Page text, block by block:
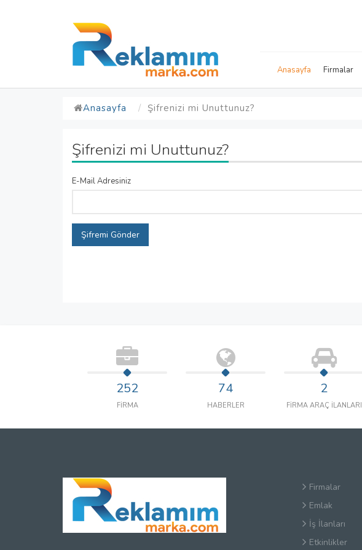
Anasayfa Firmalar
Anasayfa Şifrenizi mi Unuttunuz?
Şifrenizi mi Unuttunuz?
E-Mail Adresiniz
Şifremi Gönder
252
FİRMA
74
HABERLER
2
FİRMA ARAÇ İLANLARI
Firmalar
Emlak
İş İlanları
Etkinlikler